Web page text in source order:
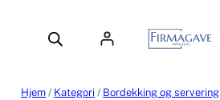
Hjem / Kategori / Bordekking og servering